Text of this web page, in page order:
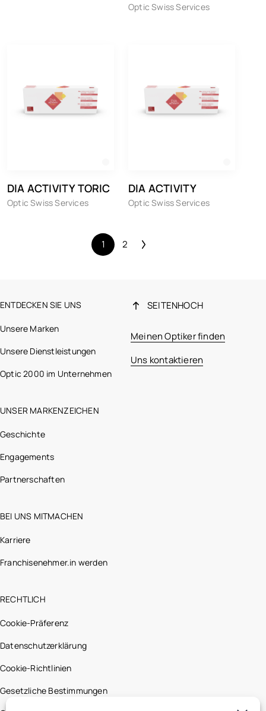
Optic Swiss Services
DIA ACTIVITY TORIC
Optic Swiss Services
DIA ACTIVITY
Optic Swiss Services
1 2
ENTDECKEN SIE UNS
Unsere Marken
Unsere Dienstleistungen
Optic 2000 im Unternehmen
UNSER MARKENZEICHEN
Geschichte
Engagements
Partnerschaften
BEI UNS MITMACHEN
Karriere
Franchisenehmer.in werden
RECHTLICH
Cookie-Präferenz
Datenschutzerklärung
Cookie-Richtlinien
Gesetzliche Bestimmungen
SEITENHOCH
Meinen Optiker finden
Uns kontaktieren